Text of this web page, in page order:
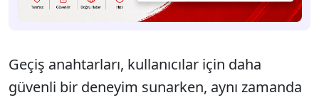
Geçiş anahtarları, kullanıcılar için daha
güvenli bir deneyim sunarken, aynı zamanda